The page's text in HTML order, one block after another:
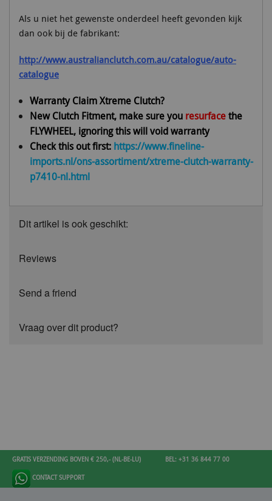
Als u niet het gewenste onderdeel heeft gevonden kijk
dan ook bij de fabrikant:
http://www.australianclutch.com.au/catalogue/auto-
catalogue
Warranty Claim Xtreme Clutch?
New Clutch Fitment, make sure you resurfacethe
FLYWHEEL, ignoring this will void warranty
Check this out first: https://www.fineline-
imports.nl/ons-assortiment/xtreme-clutch-warranty-
p7410-nl.html
Dit artikel is ook geschikt:
Reviews
Send a friend
Vraag over dit product?
GRATIS VERZENDING BOVEN € 250,- (NL-BE-LU) BEL: +31 36 844 77 00
CONTACT SUPPORT